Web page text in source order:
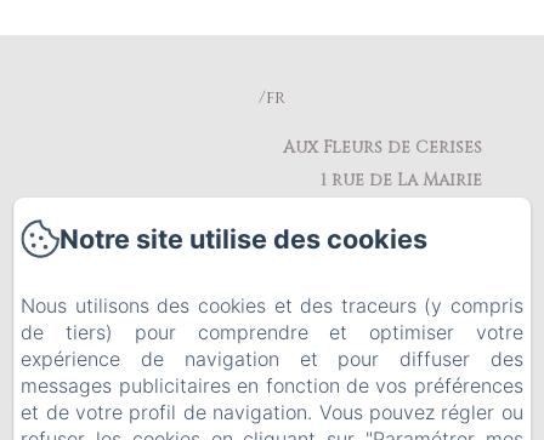
/fr
Aux Fleurs de Cerises
1 rue de La Mairie
Téléphone: 0609404053
Retour à l'accueil
Notre site utilise des cookies
Nous utilisons des cookies et des traceurs (y compris
de tiers) pour comprendre et optimiser votre
expérience de navigation et pour diffuser des
messages publicitaires en fonction de vos préférences
et de votre profil de navigation. Vous pouvez régler ou